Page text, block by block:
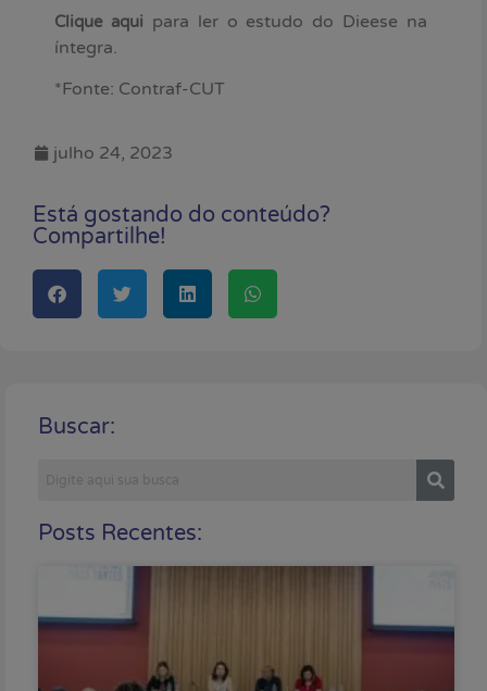
Clique aqui para ler o estudo do Dieese na
íntegra.
*Fonte: Contraf-CUT
julho 24, 2023
Está gostando do conteúdo?
Compartilhe!
Buscar:
Posts Recentes: